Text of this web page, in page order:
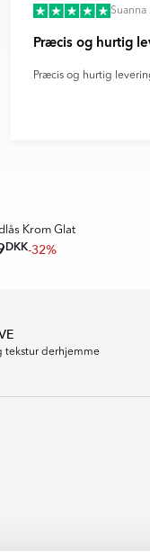
Suanna
Præcis og hurtig
Præcis og hurtig
Krom Glat
DKK-32%
tekstur derhjemme